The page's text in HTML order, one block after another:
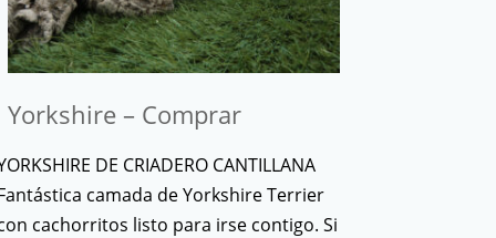
Yorkshire – Comprar
DE CRIADERO CANTILLANA
camada de Yorkshire Terrier
cachorritos listo para irse contigo. Si